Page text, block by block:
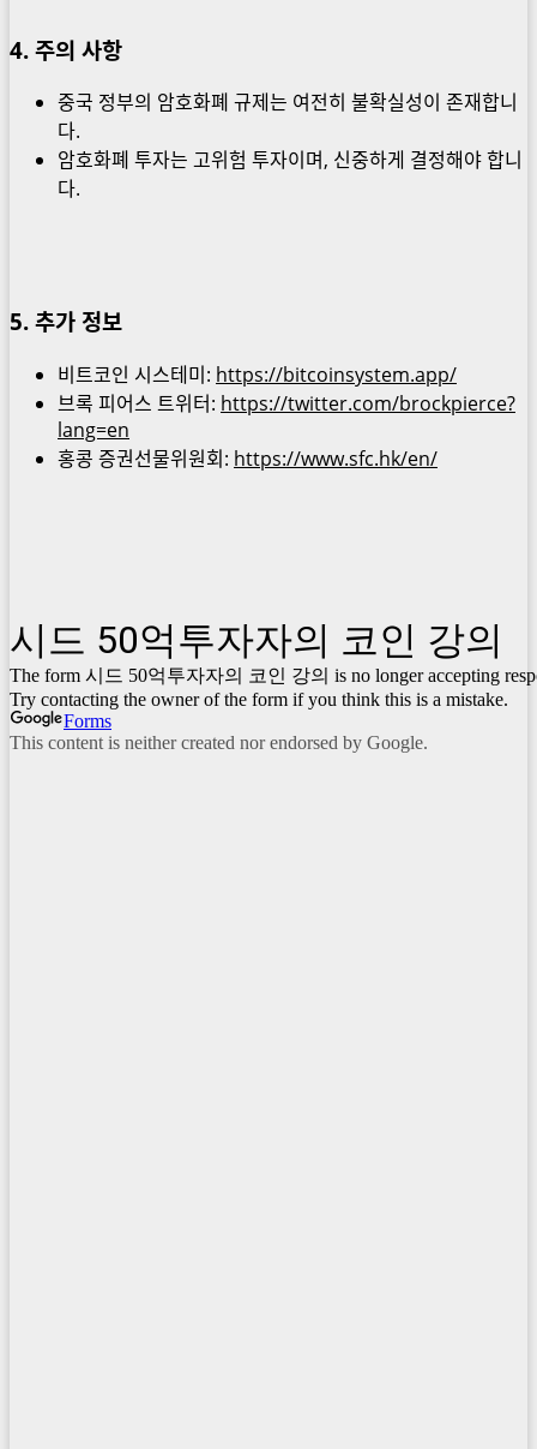
4. 주의 사항
중국 정부의 암호화폐 규제는 여전히 불확실성이 존재합니
다.
암호화폐 투자는 고위험 투자이며, 신중하게 결정해야 합니
다.
5. 추가 정보
비트코인 시스테미: https://bitcoinsystem.app/
브록 피어스 트위터: https://twitter.com/brockpierce?
lang=en
홍콩 증권선물위원회: https://www.sfc.hk/en/